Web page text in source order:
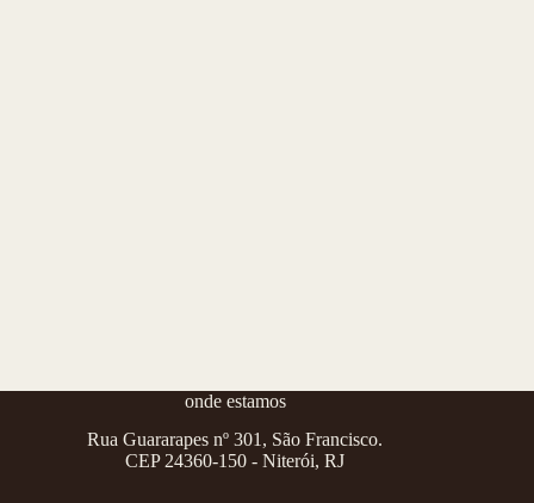
onde estamos
Rua Guararapes nº 301, São Francisco.
CEP 24360-150 - Niterói, RJ